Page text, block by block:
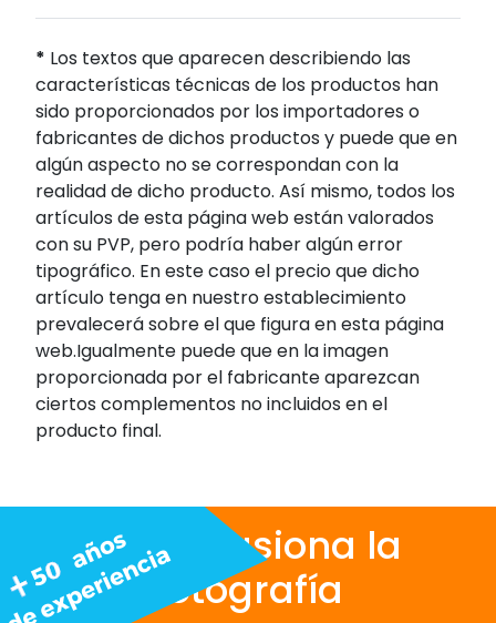
* Los textos que aparecen describiendo las
características técnicas de los productos han
sido proporcionados por los importadores o
fabricantes de dichos productos y puede que en
algún aspecto no se correspondan con la
realidad de dicho producto. Así mismo, todos los
artículos de esta página web están valorados
con su PVP, pero podría haber algún error
tipográfico. En este caso el precio que dicho
artículo tenga en nuestro establecimiento
prevalecerá sobre el que figura en esta página
web.Igualmente puede que en la imagen
proporcionada por el fabricante aparezcan
ciertos complementos no incluidos en el
producto final.
Nos apasiona la
fotografía